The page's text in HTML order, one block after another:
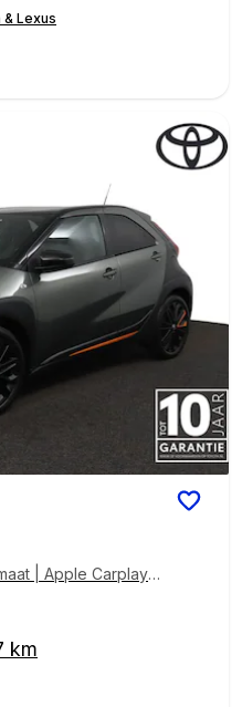
Lexus
| Apple Carplay/A
km